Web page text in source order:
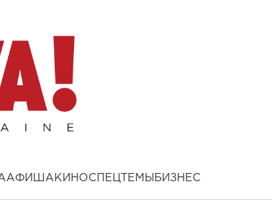
АФИША КИНОСПЕЦТЕМЫ БИЗНЕС